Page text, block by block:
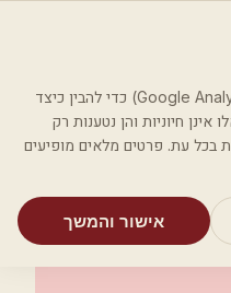
אירנה קרופניקאנו משתמשים בעוגיות אנליטיקה (Google Analytics) כדי להבין כיצד
חיוניות והן נטענות רק
עת. פרטים מלאים מופיעים
אישור והמשך